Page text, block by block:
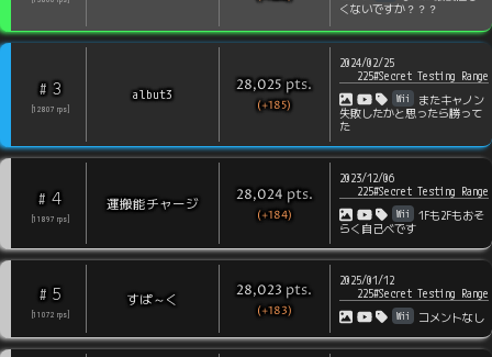
くないですか？？？
# 3
12807 rps
albut3 28,025 pts.
(+185)
2024/02/25
225#Secret Testing Range
Wii
またキャノン
失敗したかと思ったら勝って
た
# 4
11897 rps
運搬能チャージ 28,024 pts.
(+184)
2023/12/06
225#Secret Testing Range
Wii
1Fも2Fもおそ
らく自己ベです
# 5
11072 rps
すぱ～く 28,023 pts.
(+183)
2025/01/12
225#Secret Testing Range
Wii コメントなし